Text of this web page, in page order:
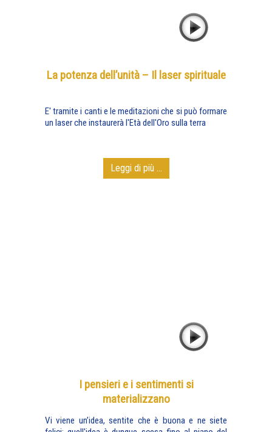
La potenza dell’unità – Il laser spirituale
E' tramite i canti e le meditazioni che si può formare
un laser che instaurerà l'Età dell'Oro sulla terra
Leggi di più ...
I pensieri e i sentimenti si
materializzano
Vi viene un’idea, sentite che è buona e ne siete